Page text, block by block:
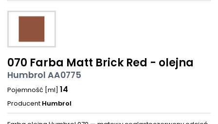
070 Farba Matt Brick Red - olejna
Humbrol AA0775
Pojemność [ml] 14
Producent Humbrol